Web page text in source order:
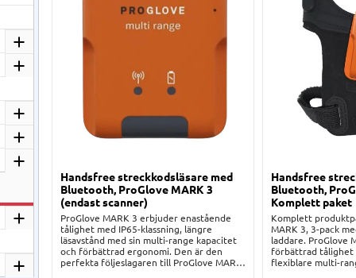
Handsfree streckkodsläsare med
Bluetooth, ProGlove MARK 3
(endast scanner)
ProGlove MARK 3 erbjuder enastående
tålighet med IP65-klassning, längre
läsavstånd med sin multi-range kapacitet
och förbättrad ergonomi. Den är den
perfekta följeslagaren till ProGlove MARK
Handsfree
Bluetooth,
Komplett paket
Komplett
MARK 3, 3-pack
laddare. ProGlove
förbättrad tålighet
flexiblare multi-